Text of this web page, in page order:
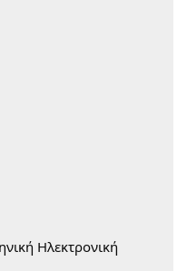
Ηλεκτρονική